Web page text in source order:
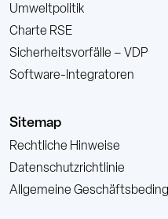
Umweltpolitik
Charte RSE
Sicherheitsvorfälle – VDP
Software-Integratoren
Sitemap
Rechtliche Hinweise
Datenschutzrichtlinie
Allgemeine